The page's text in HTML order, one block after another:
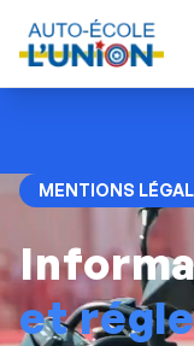
MENTIONS
et